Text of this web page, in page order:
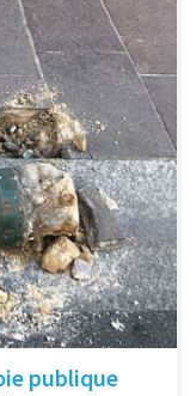
publique